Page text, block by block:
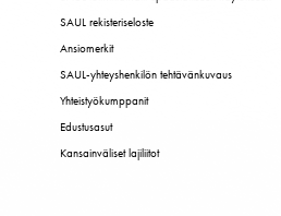
SAUL rekisteriseloste
Ansiomerkit
SAUL-yhteyshenkilön tehtävänkuvaus
Yhteistyökumppanit
Edustusasut
Kansainväliset lajiliitot